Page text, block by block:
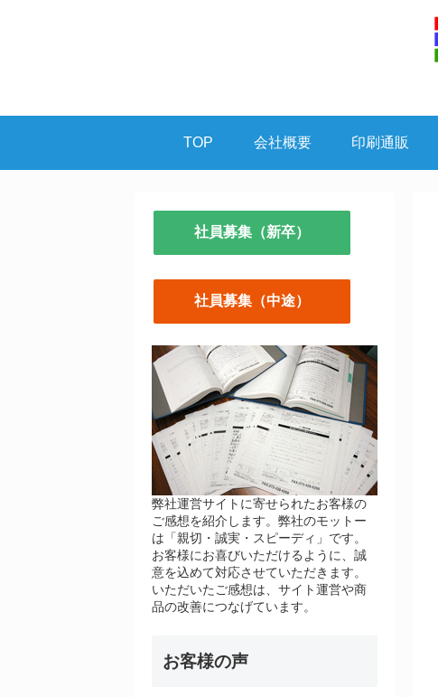
TOP 会社概要 印刷通販
社員募集（新卒）
社員募集（中途）
弊社運営サイトに寄せられたお客様の
ご感想を紹介します。弊社のモットー
は「親切・誠実・スピーディ」です。
お客様にお喜びいただけるように、誠
意を込めて対応させていただきます。
いただいたご感想は、サイト運営や商
品の改善につなげています。
お客様の声